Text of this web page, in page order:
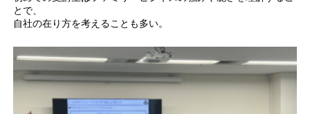
とで、
自社の在り方を考えることも多い。